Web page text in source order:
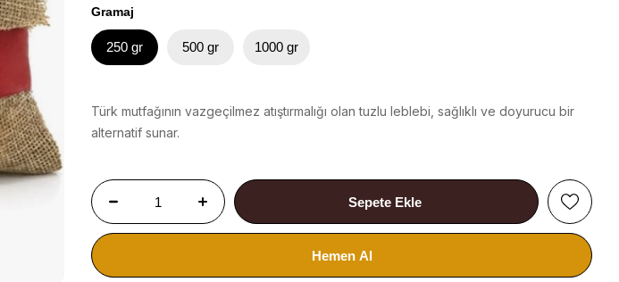
Gramaj
250 gr 500 gr 1000 gr
Türk mutfağının vazgeçilmez atıştırmalığı olan tuzlu leblebi, sağlıklı ve doyurucu bir
alternatif sunar.